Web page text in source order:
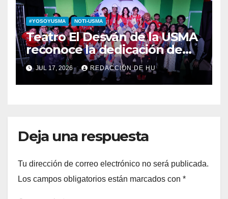
#YOSOYUSMA NOTI-USMA
Teatro El Desván de la USMA
reconoce la dedicación de
sus estudiantes en su 43
aniversario
JUL 17, 2026 REDACCIÓN DE HU
Deja una respuesta
Tu dirección de correo electrónico no será publicada.
Los campos obligatorios están marcados con *